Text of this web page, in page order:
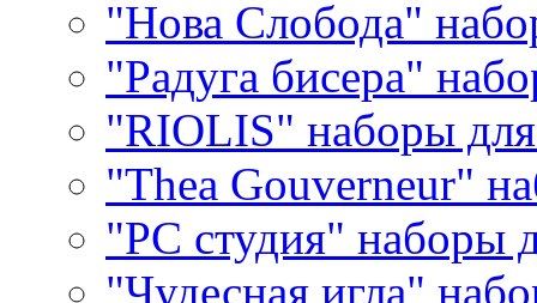
"Нова Слобода"
"Радуга бисера"
"RIOLIS" наборы
"Thea Gouverneur"
"РС студия" наборы
"Чудесная игла"